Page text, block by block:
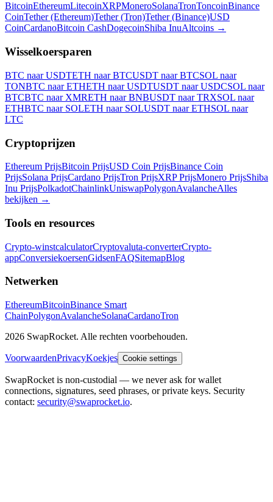
BitcoinEthereumLitecoinXRPMoneroSolanaTronToncoinBinance
CoinTether (Ethereum)Tether (Tron)Tether (Binance)USD
CoinCardanoBitcoin CashDogecoinShiba InuAltcoins →
Wisselkoersparen
BTC naar USDTETH naar BTCUSDT naar BTCSOL naar
TONBTC naar ETHETH naar USDTUSDT naar USDCSOL naar
BTCBTC naar XMRETH naar BNBUSDT naar TRXSOL naar
ETHBTC naar SOLETH naar SOLUSDT naar ETHSOL naar
LTC
Cryptoprijzen
Ethereum PrijsBitcoin PrijsUSD Coin PrijsBinance Coin
PrijsSolana PrijsCardano PrijsTron PrijsXRP PrijsMonero PrijsShiba
Inu PrijsPolkadotChainlinkUniswapPolygonAvalancheAlles
bekijken →
Tools en resources
Crypto-winstcalculatorCryptovaluta-converterCrypto-
appConversiekoersenGidsenFAQSitemapBlog
Netwerken
EthereumBitcoinBinance Smart
ChainPolygonAvalancheSolanaCardanoTron
2026 SwapRocket. Alle rechten voorbehouden.
VoorwaardenPrivacyKoekjes Cookie settings
SwapRocket is non-custodial — we never ask for wallet
connections, signatures, seed phrases, or private keys. Security
contact: security@swaprocket.io.